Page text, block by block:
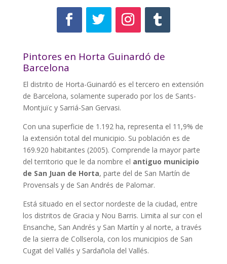
Pintores en Horta Guinardó de
Barcelona
El distrito de Horta-Guinardó es el tercero en extensión
de Barcelona, solamente superado por los de Sants-
Montjuïc y Sarriá-San Gervasi.
Con una superficie de 1.192 ha, representa el 11,9% de
la extensión total del municipio. Su población es de
169.920 habitantes (2005). Comprende la mayor parte
del territorio que le da nombre el antiguo municipio
de San Juan de Horta, parte del de San Martín de
Provensals y de San Andrés de Palomar.
Está situado en el sector nordeste de la ciudad, entre
los distritos de Gracia y Nou Barris. Limita al sur con el
Ensanche, San Andrés y San Martín y al norte, a través
de la sierra de Collserola, con los municipios de San
Cugat del Vallés y Sardañola del Vallés.